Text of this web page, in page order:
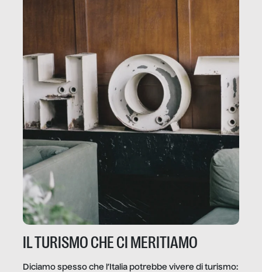
IL TURISMO CHE CI MERITIAMO
Diciamo spesso che l’Italia potrebbe vivere di turismo: